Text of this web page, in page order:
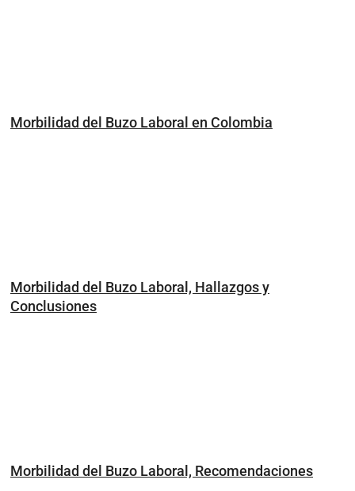
Morbilidad del Buzo Laboral en Colombia
Morbilidad del Buzo Laboral, Hallazgos y
Conclusiones
Morbilidad del Buzo Laboral, Recomendaciones